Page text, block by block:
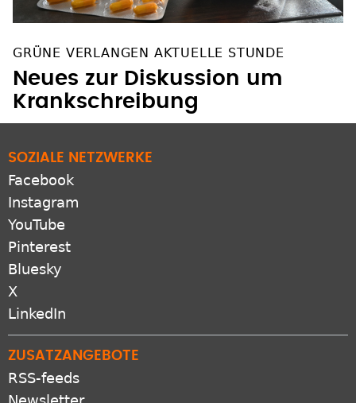
GRÜNE VERLANGEN AKTUELLE STUNDE
Neues zur Diskussion um
Krankschreibung
SOZIALE NETZWERKE
Facebook
Instagram
YouTube
Pinterest
Bluesky
X
LinkedIn
ZUSATZANGEBOTE
RSS-feeds